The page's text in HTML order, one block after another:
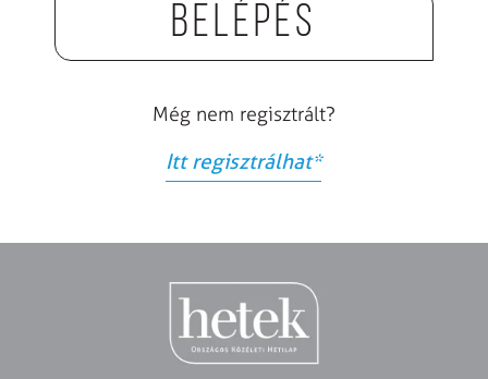
Belépés
Még nem regisztrált?
Itt regisztrálhat*